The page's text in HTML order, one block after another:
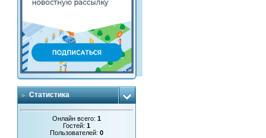
Статистика
Онлайн всего:1
Гостей:1
Пользователей:0